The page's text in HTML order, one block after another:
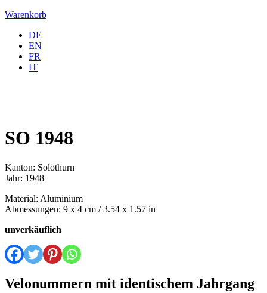
Warenkorb
DE
EN
FR
IT
SO 1948
Kanton: Solothurn
Jahr: 1948
Material: Aluminium
Abmessungen: 9 x 4 cm / 3.54 x 1.57 in
unverkäuflich
Velonummern mit identischem Jahrgang